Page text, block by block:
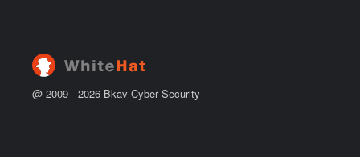
@ 2009 - 2026 Bkav Cyber Security